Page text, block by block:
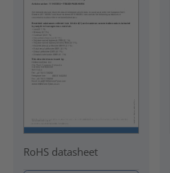
RoHS datasheet